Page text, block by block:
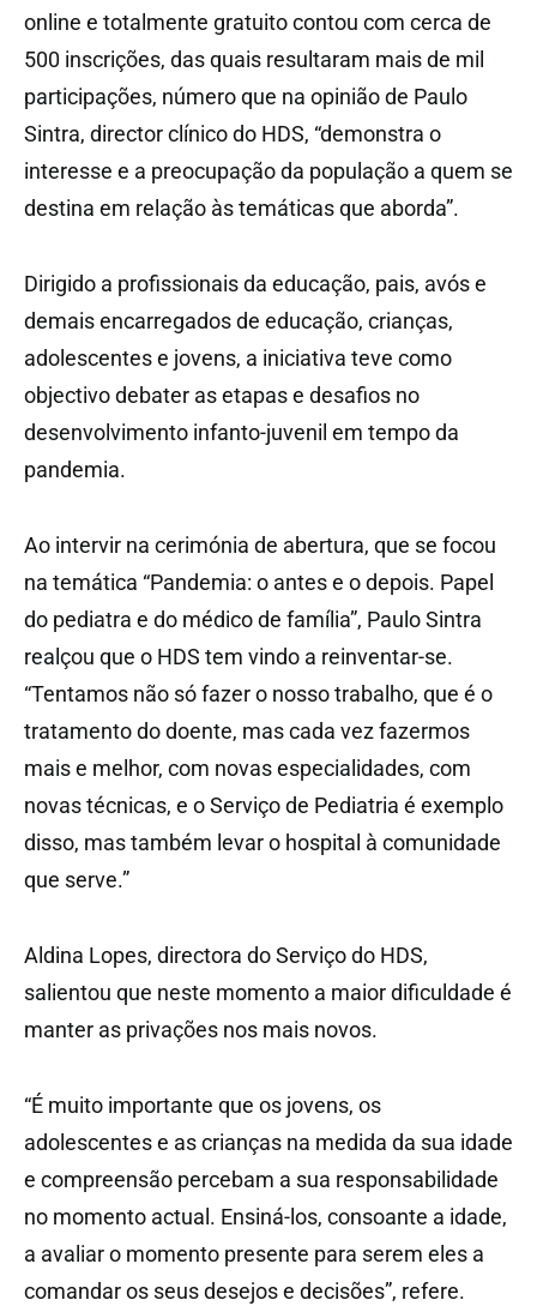
online e totalmente gratuito contou com cerca de
500 inscrições, das quais resultaram mais de mil
participações, número que na opinião de Paulo
Sintra, director clínico do HDS, “demonstra o
interesse e a preocupação da população a quem se
destina em relação às temáticas que aborda”.
Dirigido a profissionais da educação, pais, avós e
demais encarregados de educação, crianças,
adolescentes e jovens, a iniciativa teve como
objectivo debater as etapas e desafios no
desenvolvimento infanto-juvenil em tempo da
pandemia.
Ao intervir na cerimónia de abertura, que se focou
na temática “Pandemia: o antes e o depois. Papel
do pediatra e do médico de família”, Paulo Sintra
realçou que o HDS tem vindo a reinventar-se.
“Tentamos não só fazer o nosso trabalho, que é o
tratamento do doente, mas cada vez fazermos
mais e melhor, com novas especialidades, com
novas técnicas, e o Serviço de Pediatria é exemplo
disso, mas também levar o hospital à comunidade
que serve.”
Aldina Lopes, directora do Serviço do HDS,
salientou que neste momento a maior dificuldade é
manter as privações nos mais novos.
“É muito importante que os jovens, os
adolescentes e as crianças na medida da sua idade
e compreensão percebam a sua responsabilidade
no momento actual. Ensiná-los, consoante a idade,
a avaliar o momento presente para serem eles a
comandar os seus desejos e decisões”, refere.